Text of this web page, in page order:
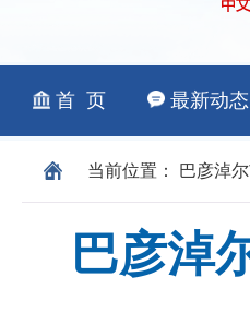
当前位置： 巴彦淖
巴彦淖